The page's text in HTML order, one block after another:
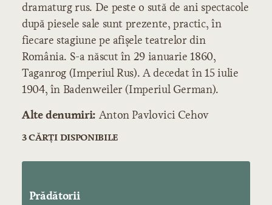
dramaturg rus. De peste o sută de ani spectacole
după piesele sale sunt prezente, practic, în
fiecare stagiune pe afișele teatrelor din
România. S-a născut în 29 ianuarie 1860,
Taganrog (Imperiul Rus). A decedat în 15 iulie
1904, în Badenweiler (Imperiul German).
Alte denumiri: Anton Pavlovici Cehov
3 CĂRȚI DISPONIBILE
Prădătorii